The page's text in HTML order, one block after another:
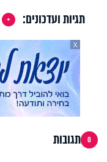
תגיות ועדכונים:
X
0 תגובות